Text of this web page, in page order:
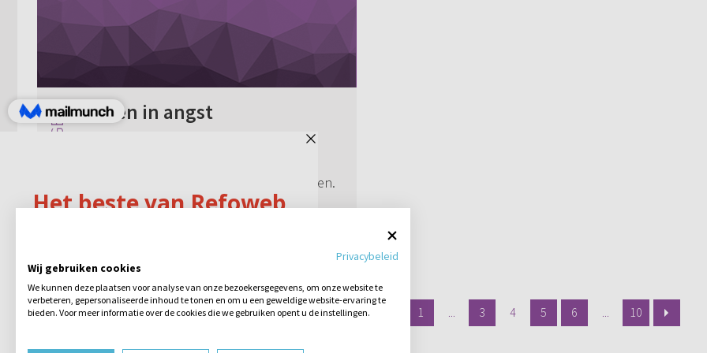
Leven in angst
Ik leef de laatste tijd echt in pure angst.
worden, angst om veroordeeld te worden.
Ook bij elke zonde doe ik doe, voel ik
1 3 4 5 6 10
Privacybeleid
Wij gebruiken cookies
We kunnen deze plaatsen voor analyse van onze bezoekersgegevens, om onze website te
verbeteren, gepersonaliseerde inhoud te tonen en om u een geweldige website-ervaring te
bieden. Voor meer informatie over de cookies die we gebruiken opent u de instellingen.